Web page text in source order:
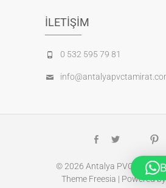
İLETIŞIM
0 532 595 79 81
Facebook
TwitterGoogle
© 2026 Antalya PVC Tamirat
Theme Freesia | Powered